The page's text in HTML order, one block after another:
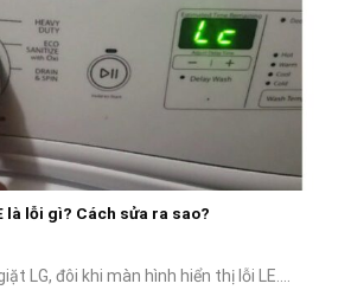
là lỗi gì? Cách sửa ra sao?
LG, đôi khi màn hình hiển thị lỗi LE....